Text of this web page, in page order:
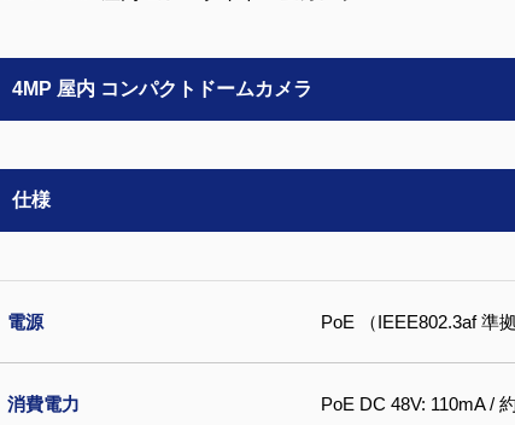
4MP 屋内 コンパクトドームカメラ
仕様
電源 PoE （IEEE802.3af 準拠
消費電力
PoE DC 48V: 110mA /